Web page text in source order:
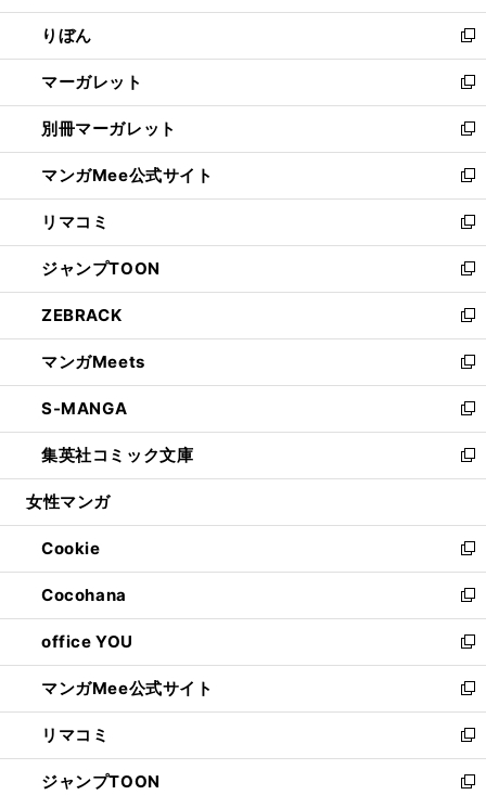
開
く
ウ
で
開
く
ン
ド
ウ
で
開
く
ウ
ィ
ン
ド
ウ
で
開
く
りぼん
新
し
い
ウ
ィ
ン
ド
ウ
で
開
く
マーガレット
新
し
い
ウ
ィ
ン
ド
ウ
で
開
く
別冊マーガレット
新
し
い
ウ
ィ
ン
ド
ウ
で
開
く
マンガMee公式サイト
新
し
い
ウ
ィ
ン
ド
ウ
で
開
く
リマコミ
新
し
い
ウ
ィ
ン
ド
ウ
で
開
く
ジャンプTOON
新
し
い
ウ
ィ
ン
ド
ウ
で
開
ZEBRACK
新
し
い
ウ
ィ
ン
ド
ウ
開
く
マンガMeets
新
し
い
ウ
ィ
ン
ウ
で
開
く
S-MANGA
新
し
い
ウ
ン
ド
ウ
で
開
く
集英社コミック文庫
新
し
ウ
ィ
ン
ド
ウ
で
開
く
女性マンガ
Cookie
新
し
い
ウ
ィ
ン
ド
ウ
で
開
く
Cocohana
新
し
い
ウ
ィ
ン
ド
ウ
で
office YOU
新
し
い
ウ
ィ
ン
ド
マンガMee公式サイト
新
し
い
ウ
ィ
リマコミ
新
し
い
ジャンプTOON 新